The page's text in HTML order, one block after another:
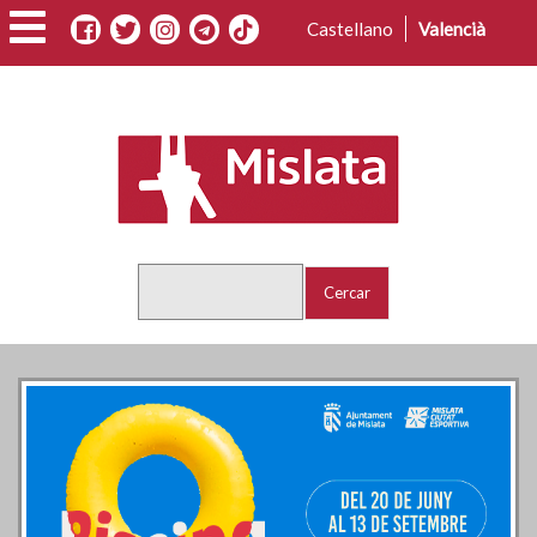
Vés
al
contingut
Castellano Valencià